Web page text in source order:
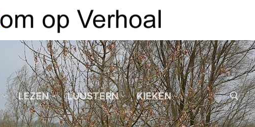
LEZEN LUUSTERN KIEKEN